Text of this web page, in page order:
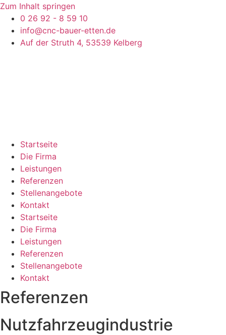
Zum Inhalt springen
0 26 92 - 8 59 10
info@cnc-bauer-etten.de
Auf der Struth 4, 53539 Kelberg
Startseite
Die Firma
Leistungen
Referenzen
Stellenangebote
Kontakt
Startseite
Die Firma
Leistungen
Referenzen
Stellenangebote
Kontakt
Referenzen
Nutzfahrzeugindustrie